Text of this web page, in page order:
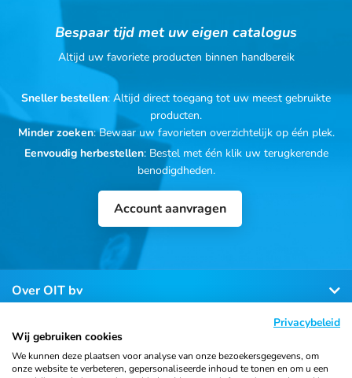
Bespaar tijd met uw eigen catalogus
Altijd uw favoriete producten binnen handbereik
Sneller bestellen: Altijd direct toegang tot uw meest gebruikte
producten.
Minder zoeken: Bewaar uw favorieten overzichtelijk op één plek.
Eenvoudig herbestellen: Bestel met één klik uw terugkerende
benodigdheden.
Account aanvragen
Over OIT bv
Klantenservice
Privacybeleid
Wij gebruiken cookies
We kunnen deze plaatsen voor analyse van onze bezoekersgegevens, om
onze website te verbeteren, gepersonaliseerde inhoud te tonen en om u een